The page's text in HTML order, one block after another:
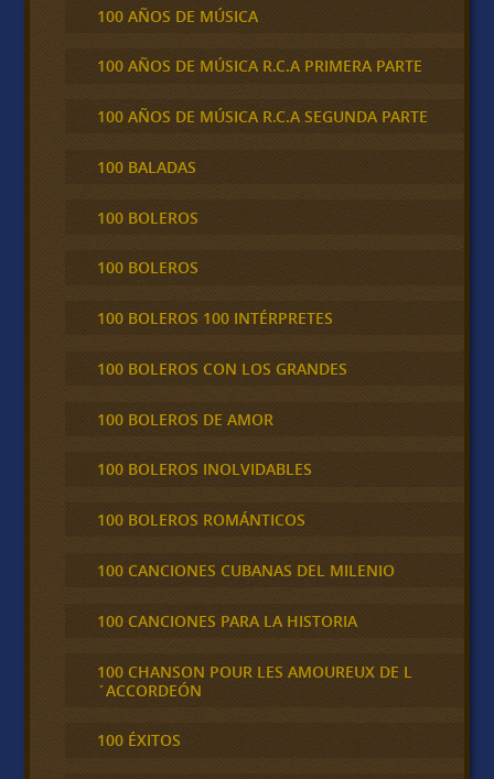
100 AÑOS DE MÚSICA
100 AÑOS DE MÚSICA R.C.A PRIMERA PARTE
100 AÑOS DE MÚSICA R.C.A SEGUNDA PARTE
100 BALADAS
100 BOLEROS
100 BOLEROS
100 BOLEROS 100 INTÉRPRETES
100 BOLEROS CON LOS GRANDES
100 BOLEROS DE AMOR
100 BOLEROS INOLVIDABLES
100 BOLEROS ROMÁNTICOS
100 CANCIONES CUBANAS DEL MILENIO
100 CANCIONES PARA LA HISTORIA
100 CHANSON POUR LES AMOUREUX DE L
´ACCORDEÓN
100 ÉXITOS